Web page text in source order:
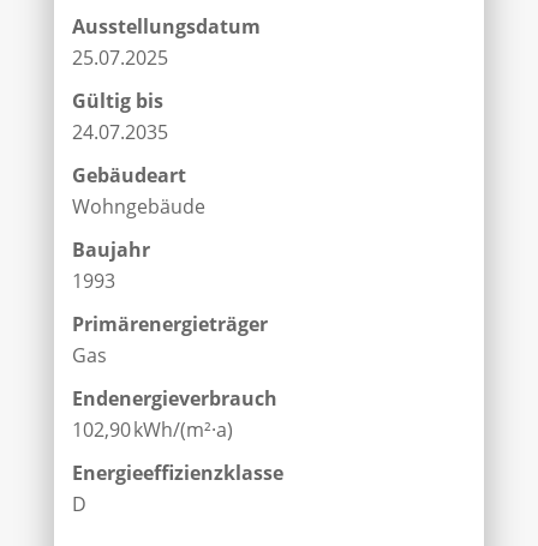
Ausstellungsdatum
25.07.2025
Gültig bis
24.07.2035
Gebäudeart
Wohngebäude
Baujahr
1993
Primärenergieträger
Gas
Endenergie­verbrauch
102,90 kWh/(m²·a)
Energie­effizienz­klasse
D